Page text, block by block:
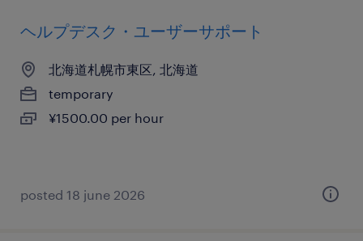
ヘルプデスク・ユーザーサポート
北海道札幌市東区, 北海道
temporary
¥1500.00 per hour
posted 18 june 2026